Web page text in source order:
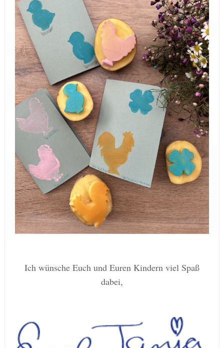
Ich wünsche Euch und Euren Kindern viel Spaß
dabei,